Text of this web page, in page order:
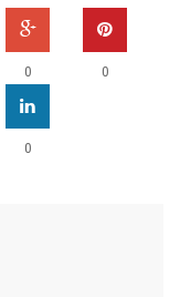
0 0
0